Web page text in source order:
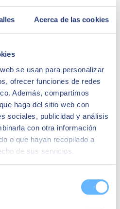
Acerca de las cookies
se usan para personalizar
ofrecer funciones de redes
Además, compartimos
haga del sitio web con
sociales, publicidad y análisis
con otra información
o que hayan recopilado a
de sus servicios.
de consultoria IT, ejerciendo
de soluciones integradas,
Responsable de Preventa para
en Seidor.